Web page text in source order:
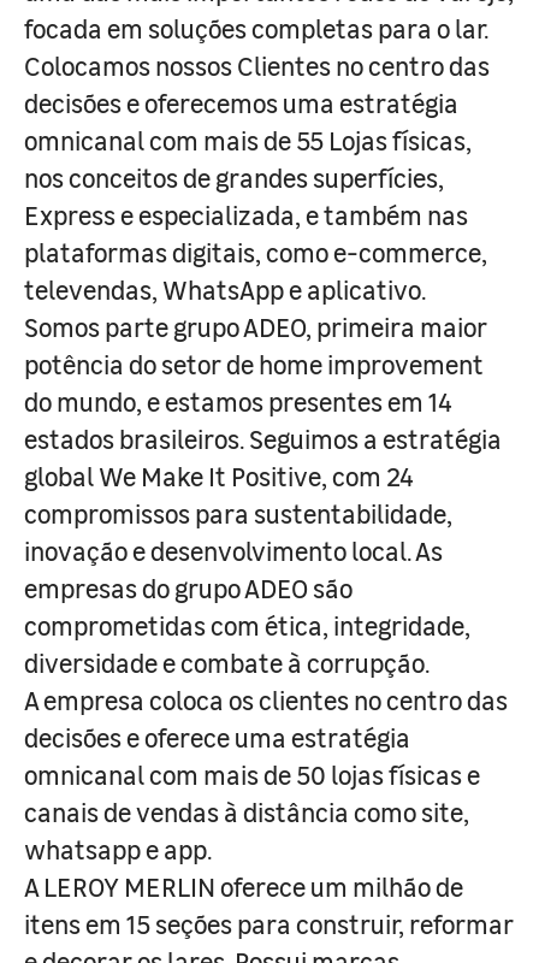
focada em soluções completas para o lar.
Colocamos nossos Clientes no centro das
decisões e oferecemos uma estratégia
omnicanal com mais de 55 Lojas físicas,
nos conceitos de grandes superfícies,
Express e especializada, e também nas
plataformas digitais, como e-commerce,
televendas, WhatsApp e aplicativo.
Somos parte grupo ADEO, primeira maior
potência do setor de home improvement
do mundo, e estamos presentes em 14
estados brasileiros. Seguimos a estratégia
global We Make It Positive, com 24
compromissos para sustentabilidade,
inovação e desenvolvimento local. As
empresas do grupo ADEO são
comprometidas com ética, integridade,
diversidade e combate à corrupção.
A empresa coloca os clientes no centro das
decisões e oferece uma estratégia
omnicanal com mais de 50 lojas físicas e
canais de vendas à distância como site,
whatsapp e app.
A LEROY MERLIN oferece um milhão de
itens em 15 seções para construir, reformar